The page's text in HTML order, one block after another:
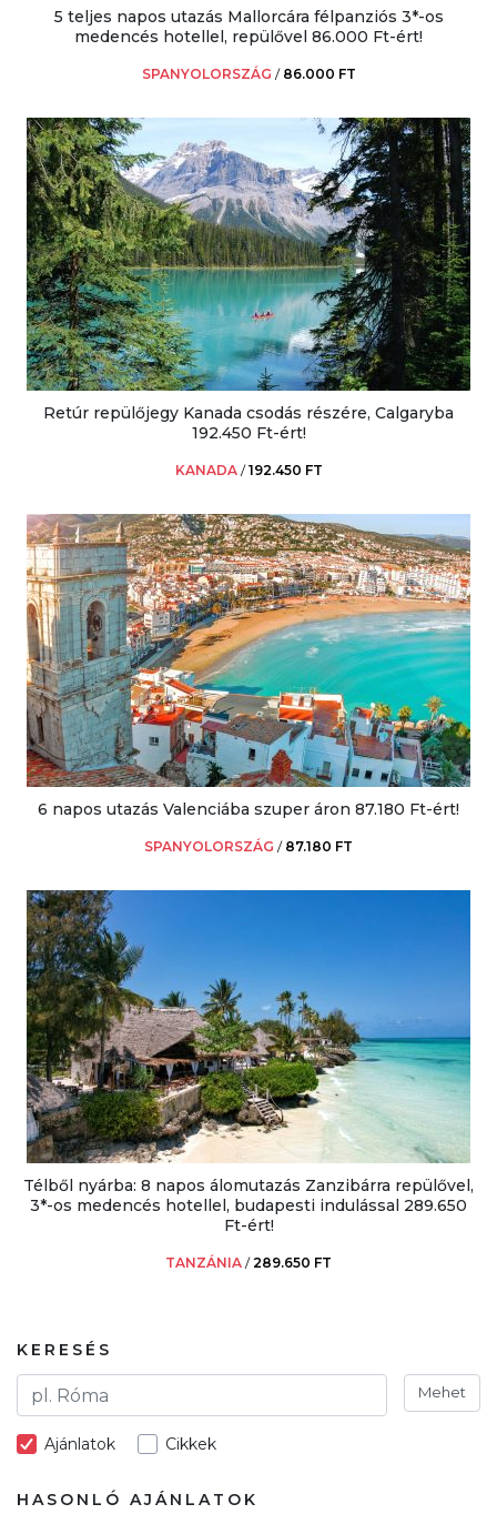
5 teljes napos utazás Mallorcára félpanziós 3*-os
medencés hotellel, repülővel 86.000 Ft-ért!
SPANYOLORSZÁG / 86.000 FT
Retúr repülőjegy Kanada csodás részére, Calgaryba
192.450 Ft-ért!
KANADA /192.450 FT
6 napos utazás Valenciába szuper áron 87.180 Ft-ért!
SPANYOLORSZÁG / 87.180 FT
Télből nyárba: 8 napos álomutazás Zanzibárra repülővel,
3*-os medencés hotellel, budapesti indulással 289.650
Ft-ért!
TANZÁNIA /289.650 FT
KERESÉS
Mehet
Ajánlatok Cikkek
HASONLÓ AJÁNLATOK